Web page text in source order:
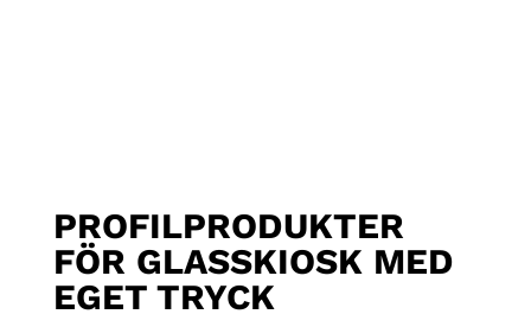
PROFILPRODUKTER
FÖR GLASSKIOSK MED
EGET TRYCK